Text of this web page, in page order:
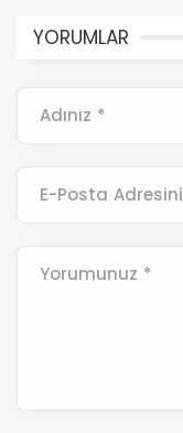
YORUMLAR
Adınız *
E-Posta
Yorumunuz *